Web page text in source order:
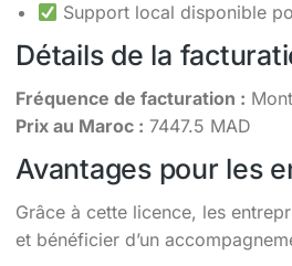
Support local disponible
Détails de la
Fréquence de facturation :
Prix au Maroc : 7447.5 MAD
Avantages pour les
Grâce à cette licence, les
et bénéficier d’un